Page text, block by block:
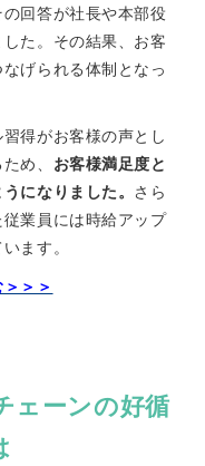
回答が社長や本部役
た。その結果、お客
げられる体制となっ
得がお客様の声とし
め、 お客様満足度と
になりました。 さら
業員には時給アップ
ます。
＞＞
ェーンの好循